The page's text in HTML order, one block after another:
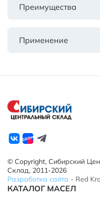
Преимущества
Применение
© Copyright, Сибирский
Склад, 2011-2026
Разработка сайта - Red
КАТАЛОГ МАСЕЛ